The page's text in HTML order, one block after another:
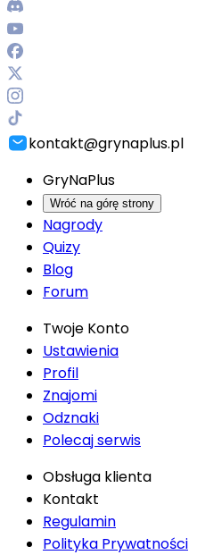
kontakt@grynaplus.pl
GryNaPlus
Wróć na górę strony
Nagrody
Quizy
Blog
Forum
Twoje Konto
Ustawienia
Profil
Znajomi
Odznaki
Polecaj serwis
Obsługa klienta
Kontakt
Regulamin
Polityka Prywatności